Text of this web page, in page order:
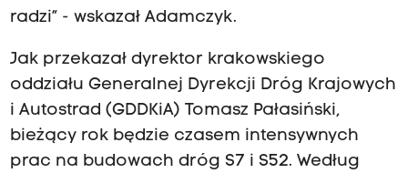
radzi” - wskazał Adamczyk.
Jak przekazał dyrektor krakowskiego
oddziału Generalnej Dyrekcji Dróg Krajowych
i Autostrad (GDDKiA) Tomasz Pałasiński,
bieżący rok będzie czasem intensywnych
prac na budowach dróg S7 i S52. Według